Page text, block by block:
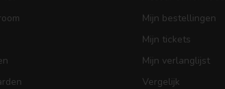
Mijn bestellingen
Mijn tickets
Mijn verlanglijst
Vergelijk